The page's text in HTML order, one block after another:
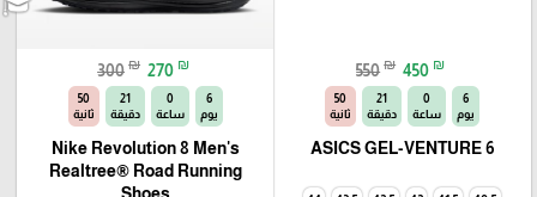
550 ₪ 450 ₪
6
يوم
0
ساعة
21
دقيقة
49
ثانية
ASICS GEL-VENTURE 6
300 ₪ 270 ₪
6
يوم
0
ساعة
21
دقيقة
49
ثانية
Nike Revolution 8 Men's
Realtree® Road Running